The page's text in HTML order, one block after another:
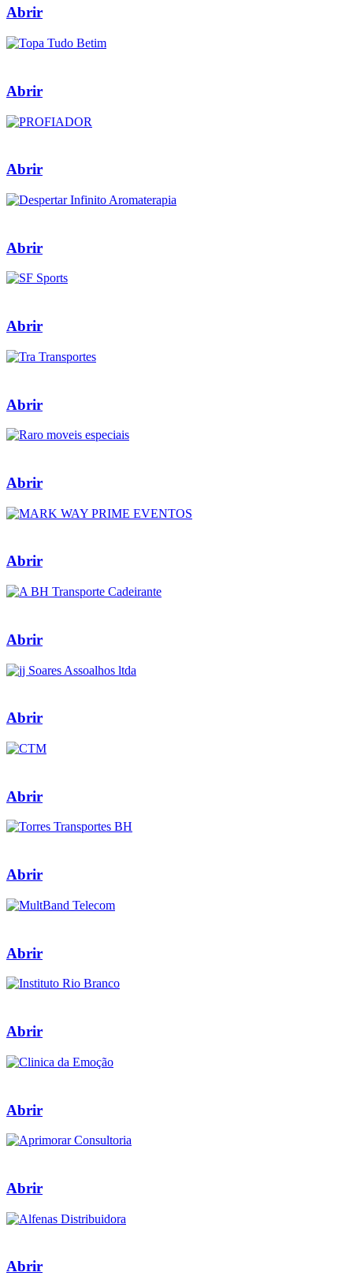
Abrir
Abrir
Abrir
Abrir
Abrir
Abrir
Abrir
Abrir
Abrir
Abrir
Abrir
Abrir
Abrir
Abrir
Abrir
Abrir
Abrir